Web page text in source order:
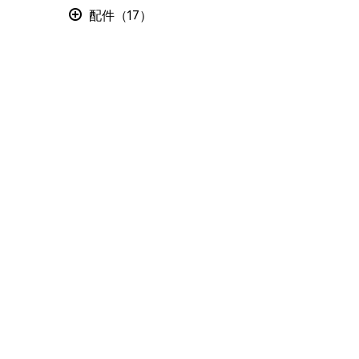
配件（17）